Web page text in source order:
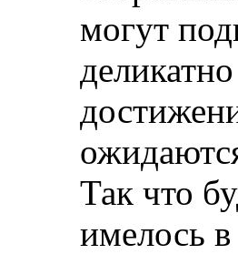
могут
Так что
имелось в